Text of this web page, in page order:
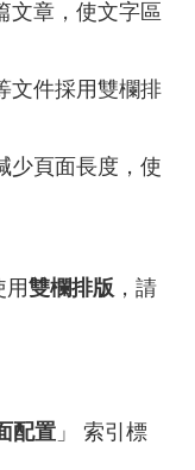
文章，使文字區
文件採用雙欄排
少頁面長度，使
用雙欄排版 ，請
配置 」 索引標